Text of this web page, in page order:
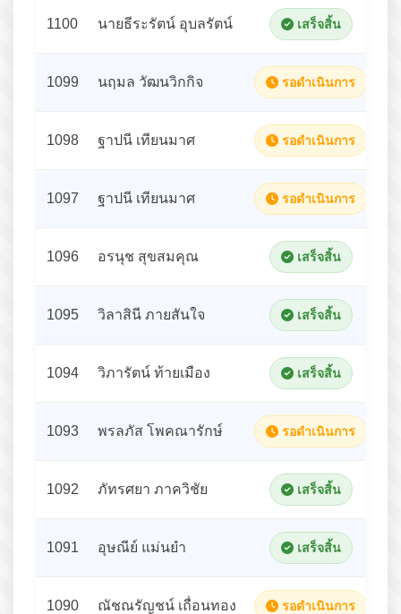
1100 นายธีระรัตน์ อุบลรัตน์ เสร็จสิ้น
1099 นฤมล วัฒนวิกกิจ รอดำเนินการ
1098 ฐาปนี เทียนมาศ รอดำเนินการ
1097 ฐาปนี เทียนมาศ รอดำเนินการ
1096 อรนุช สุขสมคุณ เสร็จสิ้น
1095 วิลาสินี ภายสันใจ เสร็จสิ้น
1094 วิภารัตน์ ท้ายเมือง เสร็จสิ้น
1093 พรลภัส โพคณารักษ์ รอดำเนินการ
1092 ภัทรศยา ภาควิชัย เสร็จสิ้น
1091 อุษณีย์ แม่นยำ เสร็จสิ้น
1090 ณัชณรัญชน์ เถื่อนทอง รอดำเนินการ